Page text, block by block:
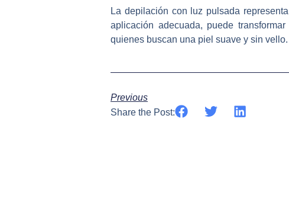
La depilación con luz pulsada
aplicación adecuada, puede
quienes buscan una piel suave y sin vello.
Previous
Share the Post: